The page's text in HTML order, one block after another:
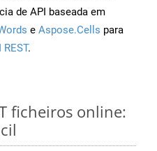
de API baseada em
e Aspose.Cells para
REST.
ficheiros online: